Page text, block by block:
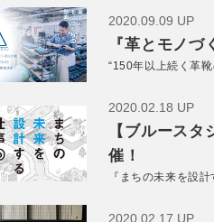
2020.09.09 UP
『革とモノ
“150年以上続く革
2020.02.18 UP
【ブルース
催！
『まちの未来を設
2020.02.17 UP